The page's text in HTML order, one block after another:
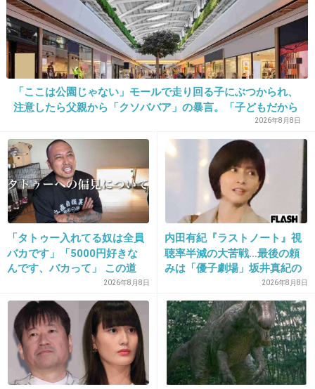
2014/05/07(水) 20:57:30
＞＞３
ノンケなのにを入れてください
-9
30. 匿名2014/05/07(水) 20:57:32
顎の歪みが心配。
大丈夫なのかな？
+97 -12
31. 匿名 2014/05/07(水) 20:59:58
今日テレビ見てたけど、
この人の顎っていうか口元っていうか、
歯の不自然さに「あらら。。。」
「ここは公園じゃない」モールで走り回る子にぶつかられ、
注意したら父親から「クソババア」の暴言。「子どもだから
2026年8月8日
「タトゥー入れてる奴は全員
バカです」「5000円好きな
んです、バカって」 この道
23年の彫り師YouTuberの動
画が話題
2026年8月8日
内田有紀『ラストノート』視
聴率半減の大苦戦…最後の頼
みは「優子劇場」坂井真紀の
“猟奇的演技” が救いの神にな
るか
2026年8月8日